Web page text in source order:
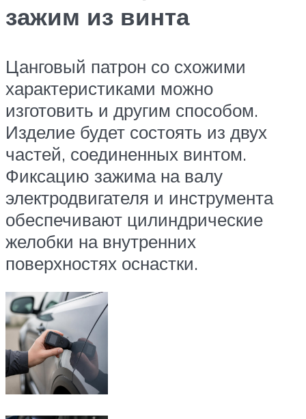
зажим из винта
Цанговый патрон со схожими
характеристиками можно
изготовить и другим способом.
Изделие будет состоять из двух
частей, соединенных винтом.
Фиксацию зажима на валу
электродвигателя и инструмента
обеспечивают цилиндрические
желобки на внутренних
поверхностях оснастки.